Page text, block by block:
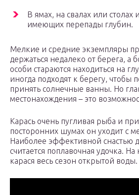
В ямах, на свалах или столах
имеющих перепады глубин.
Мелкие и средние экземпляры
держаться недалеко от берега, а
особи стараются находиться на
иногда подходят к берегу, чтобы
принять солнечные ванны. Но
местонахождения – это
Карась очень пугливая рыба и
посторонних шумах он уходит с
Наиболее эффективной снастью
считается поплавочная удочка.
карася весь сезон открытой воды.